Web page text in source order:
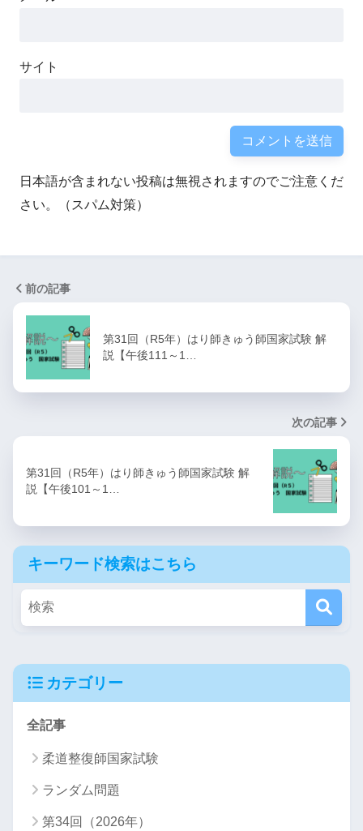
サイト
日本語が含まれない投稿は無視されますのでご注意くだ
さい。（スパム対策）
前の記事
第31回（R5年）はり師きゅう師国家試験 解
説【午後111～1…
次の記事
第31回（R5年）はり師きゅう師国家試験 解
説【午後101～1…
キーワード検索はこちら
カテゴリー
全記事
柔道整復師国家試験
ランダム問題
第34回（2026年）